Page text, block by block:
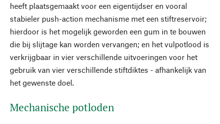
heeft plaatsgemaakt voor een eigentijdser en vooral
stabieler push-action mechanisme met een stiftreservoir;
hierdoor is het mogelijk geworden een gum in te bouwen
die bij slijtage kan worden vervangen; en het vulpotlood is
verkrijgbaar in vier verschillende uitvoeringen voor het
gebruik van vier verschillende stiftdiktes - afhankelijk van
het gewenste doel.
Mechanische potloden